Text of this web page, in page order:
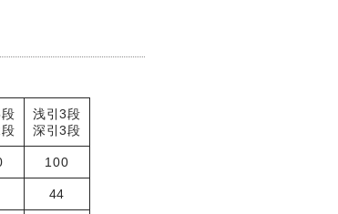
浅引3段
深引3段
100
44